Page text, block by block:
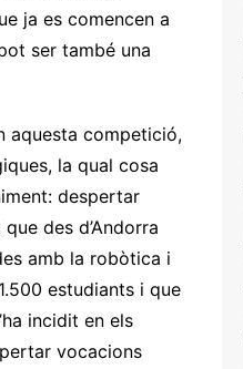
ja es comencen a
ser també una
aquesta competició,
la qual cosa
despertar
des d’Andorra
amb la robòtica i
estudiants i que
incidit en els
vocacions